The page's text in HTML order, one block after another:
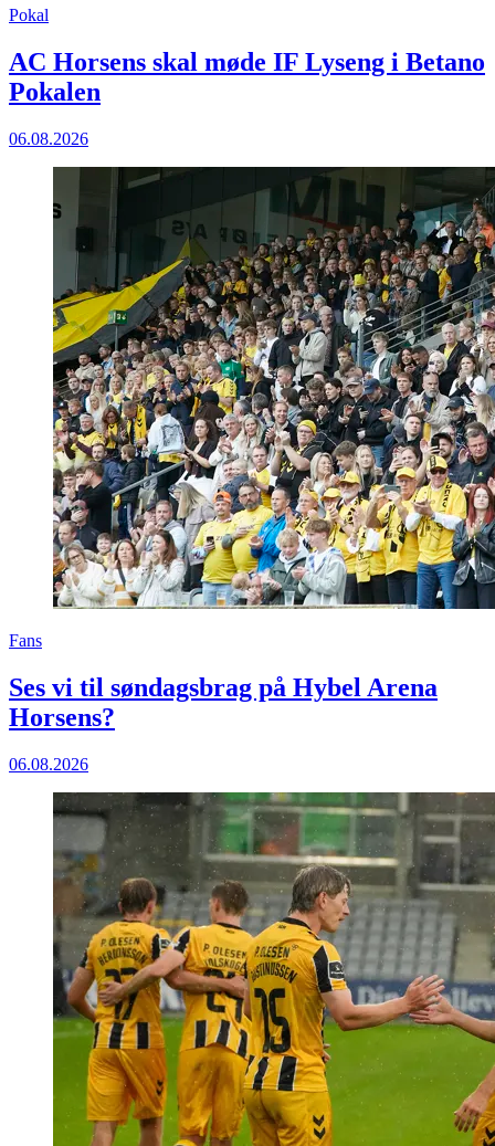
Pokal
AC Horsens skal møde IF Lyseng i Betano
Pokalen
06.08.2026
Fans
Ses vi til søndagsbrag på Hybel Arena
Horsens?
06.08.2026